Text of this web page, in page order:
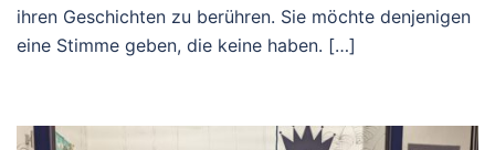
ihren Geschichten zu berühren. Sie möchte denjenigen
eine Stimme geben, die keine haben. […]